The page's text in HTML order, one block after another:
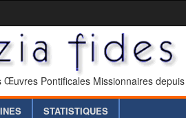
Pontificales Missionnaires
STATISTIQUES